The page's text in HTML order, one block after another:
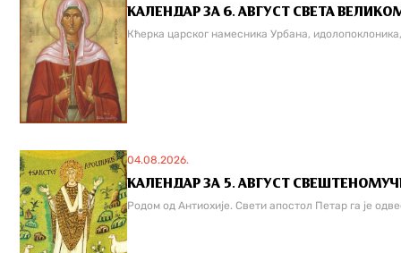
КАЛЕНДАР ЗА 6. АВГУСТ СВЕТА
Кћерка царског намесника Урбана,
04.08.2026.
КАЛЕНДАР ЗА 5. АВГУСТ
Родом од Антиохије. Свети апостол Петар га је